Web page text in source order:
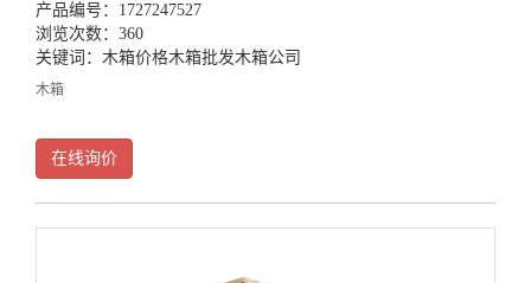
产品编号：1727247527
浏览次数：360
关键词： 木箱价格木箱批发木箱公司
木箱
在线询价